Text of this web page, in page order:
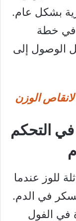
بشكل عام.
في خطة
الوصول إلى
الوزن
التحكم
للوز عندما
في الدم.
في الفول